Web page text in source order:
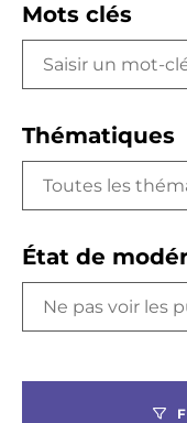
Mots clés
Thématiques
Toutes les
État de